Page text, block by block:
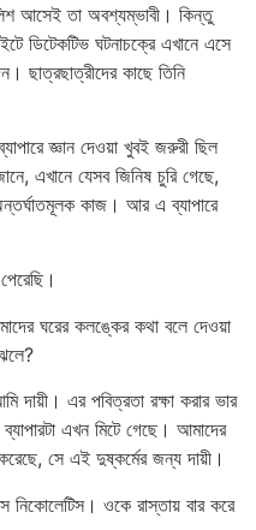
আসেই তা অবশ্যম্ভাবী। কিন্তু
ডিটেকটিভ ঘটনাচক্রে এখানে এসে
ছাত্রছাত্রীদের কাছে তিনি
জ্ঞান দেওয়া খুবই জরুরী ছিল
এখানে যেসব জিনিষ চুরি গেছে,
কাজ। আর এ ব্যাপারে
ঘরের কলঙ্কের কথা বলে দেওয়া
দায়ী। এর পবিত্রতা রক্ষা করার ভার
এখন মিটে গেছে। আমাদের
সে এই দুষ্কর্মের জন্য দায়ী।
নিকোলেটিস। ওকে রাস্তায় বার করে